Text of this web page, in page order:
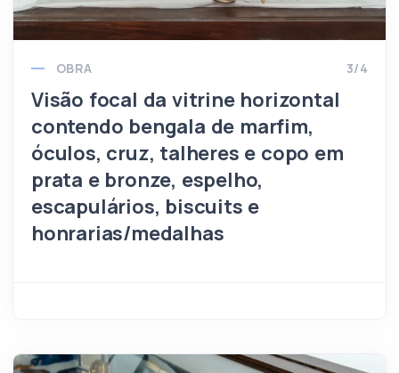
OBRA 3/4
Visão focal da vitrine horizontal
contendo bengala de marfim,
óculos, cruz, talheres e copo em
prata e bronze, espelho,
escapulários, biscuits e
honrarias/medalhas